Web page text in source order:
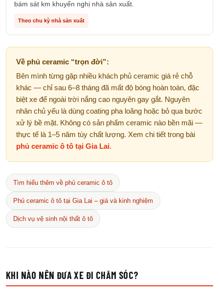
bám sát km khuyến nghị nhà sản xuất.
Theo chu kỳ nhà sản xuất
Về phủ ceramic “trọn đời”:
Bên mình từng gặp nhiều khách phủ ceramic giá rẻ chỗ
khác — chỉ sau 6–8 tháng đã mất độ bóng hoàn toàn, đặc
biệt xe để ngoài trời nắng cao nguyên gay gắt. Nguyên
nhân chủ yếu là dùng coating pha loãng hoặc bỏ qua bước
xử lý bề mặt. Không có sản phẩm ceramic nào bền mãi —
thực tế là 1–5 năm tùy chất lượng. Xem chi tiết trong bài
phủ ceramic ô tô tại Gia Lai.
Tìm hiểu thêm về phủ ceramic ô tô
Phủ ceramic ô tô tại Gia Lai – giá và kinh nghiệm
Dịch vụ vệ sinh nội thất ô tô
KHI NÀO NÊN ĐƯA XE ĐI CHĂM SÓC?